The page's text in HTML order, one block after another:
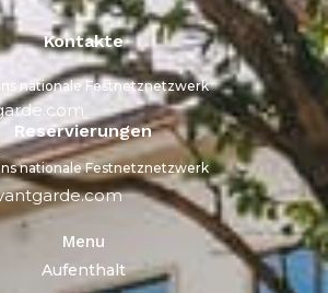
Kontakte
nationale Festnetznetzwerk
Reservierungen
nationale Festnetznetzwerk
Menu
Aufenthalt